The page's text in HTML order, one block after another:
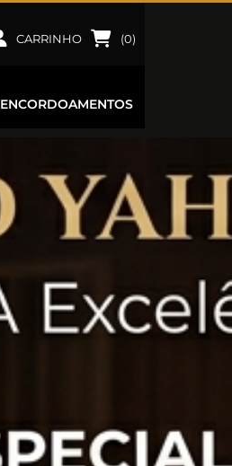
CARRINHO (0)
ENCORDOAMENTOS